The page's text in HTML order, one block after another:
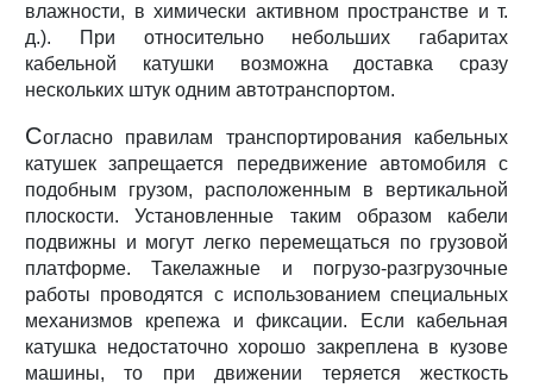
влажности, в химически активном пространстве и т.
д.). При относительно небольших габаритах
кабельной катушки возможна доставка сразу
нескольких штук одним автотранспортом.
Согласно правилам транспортирования кабельных
катушек запрещается передвижение автомобиля с
подобным грузом, расположенным в вертикальной
плоскости. Установленные таким образом кабели
подвижны и могут легко перемещаться по грузовой
платформе. Такелажные и погрузо-разгрузочные
работы проводятся с использованием специальных
механизмов крепежа и фиксации. Если кабельная
катушка недостаточно хорошо закреплена в кузове
машины, то при движении теряется жесткость